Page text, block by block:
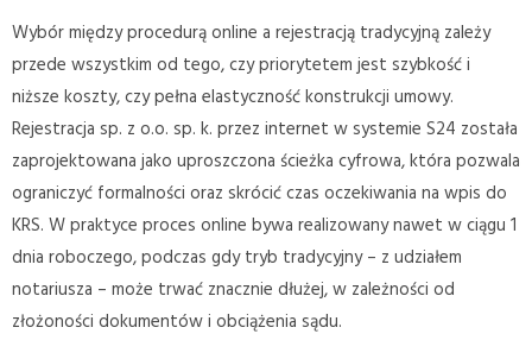
Wybór między procedurą online a rejestracją tradycyjną zależy
przede wszystkim od tego, czy priorytetem jest szybkość i
niższe koszty, czy pełna elastyczność konstrukcji umowy.
Rejestracja sp. z o.o. sp. k. przez internet w systemie S24 została
zaprojektowana jako uproszczona ścieżka cyfrowa, która pozwala
ograniczyć formalności oraz skrócić czas oczekiwania na wpis do
KRS. W praktyce proces online bywa realizowany nawet w ciągu 1
dnia roboczego, podczas gdy tryb tradycyjny – z udziałem
notariusza – może trwać znacznie dłużej, w zależności od
złożoności dokumentów i obciążenia sądu.